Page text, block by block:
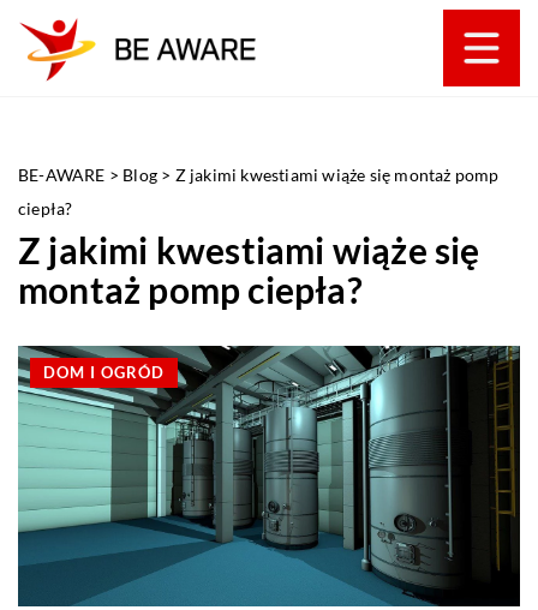
BE-AWARE > Blog > Z jakimi kwestiami wiąże się montaż pomp
ciepła?
Z jakimi kwestiami wiąże się
montaż pomp ciepła?
DOM I OGRÓD